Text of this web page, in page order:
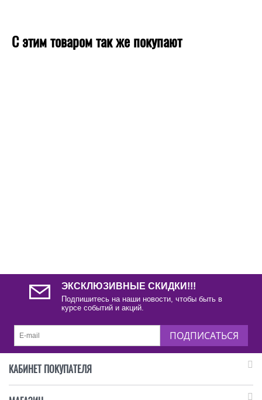
С этим товаром так же покупают
ЭКСКЛЮЗИВНЫЕ СКИДКИ!!!
Подпишитесь на наши новости, чтобы быть в
курсе событий и акций.
ПОДПИСАТЬСЯ
КАБИНЕТ ПОКУПАТЕЛЯ